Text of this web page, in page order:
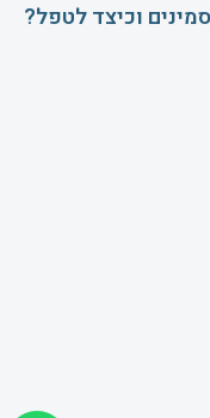
וכיצד לטפל?